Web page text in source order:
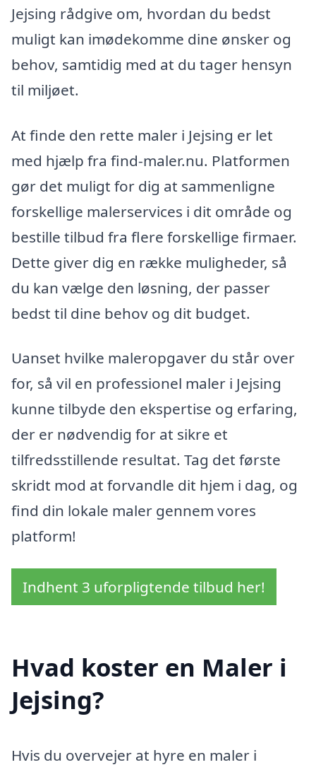
Jejsing rådgive om, hvordan du bedst
muligt kan imødekomme dine ønsker og
behov, samtidig med at du tager hensyn
til miljøet.
At finde den rette maler i Jejsing er let
med hjælp fra find-maler.nu. Platformen
gør det muligt for dig at sammenligne
forskellige malerservices i dit område og
bestille tilbud fra flere forskellige firmaer.
Dette giver dig en række muligheder, så
du kan vælge den løsning, der passer
bedst til dine behov og dit budget.
Uanset hvilke maleropgaver du står over
for, så vil en professionel maler i Jejsing
kunne tilbyde den ekspertise og erfaring,
der er nødvendig for at sikre et
tilfredsstillende resultat. Tag det første
skridt mod at forvandle dit hjem i dag, og
find din lokale maler gennem vores
platform!
Indhent 3 uforpligtende tilbud her!
Hvad koster en Maler i
Jejsing?
Hvis du overvejer at hyre en maler i